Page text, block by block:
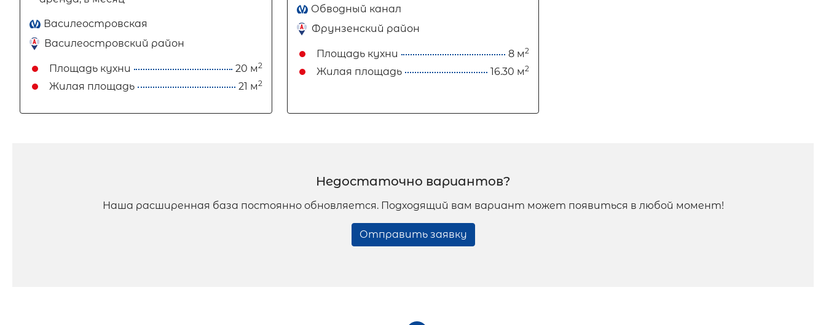
Василеостровская
Василеостровский район
Площадь кухни 20 м2
Жилая площадь 21 м2
Обводный канал
Фрунзенский район
Площадь кухни 8 м2
Жилая площадь 16.30 м2
Недостаточно вариантов?
Наша расширенная база постоянно обновляется. Подходящий вам вариант может появиться в любой момент!
Отправить заявку